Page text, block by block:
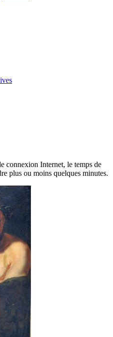
connexion Internet, le temps de
plus ou moins quelques minutes.